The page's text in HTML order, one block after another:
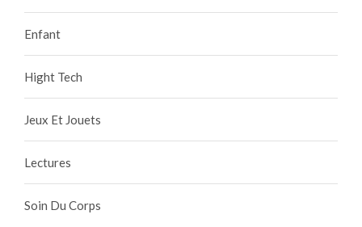
Enfant
Hight Tech
Jeux Et Jouets
Lectures
Soin Du Corps